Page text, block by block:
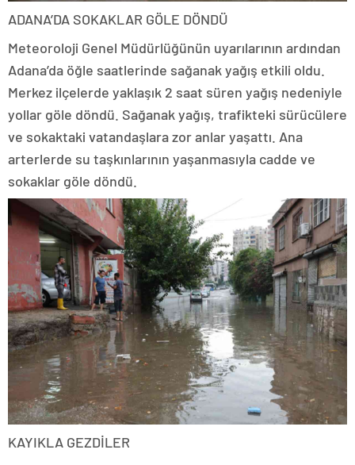
ADANA’DA SOKAKLAR GÖLE DÖNDÜ
Meteoroloji Genel Müdürlüğünün uyarılarının ardından
Adana’da öğle saatlerinde sağanak yağış etkili oldu.
Merkez ilçelerde yaklaşık 2 saat süren yağış nedeniyle
yollar göle döndü. Sağanak yağış, trafikteki sürücülere
ve sokaktaki vatandaşlara zor anlar yaşattı. Ana
arterlerde su taşkınlarının yaşanmasıyla cadde ve
sokaklar göle döndü.
KAYIKLA GEZDİLER